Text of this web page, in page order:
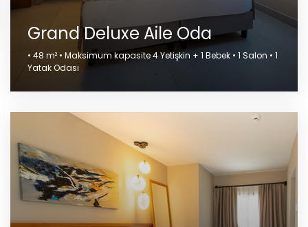
Grand Deluxe Aile Oda
• 48 m² • Maksimum kapasite 4 Yetişkin + 1 Bebek • 1 Salon • 1
Yatak Odası